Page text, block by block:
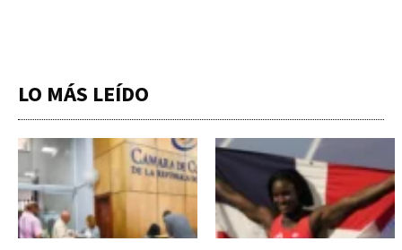
LO MÁS LEÍDO